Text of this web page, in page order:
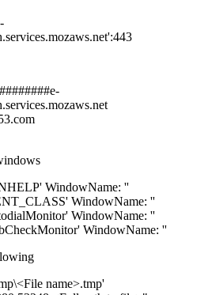
WindowName: ''
WindowName: ''
WindowName: ''
WindowName: ''
name>.tmp'